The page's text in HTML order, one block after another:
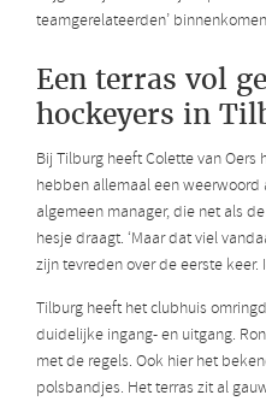
teamgerelateerden’
Een terras vol
hockeyers in
Bij Tilburg heeft Colette van Oers
hebben allemaal een weerwoord
algemeen manager, die net als
hesje draagt. ‘Maar dat viel
zijn tevreden over de eerste keer.
Tilburg heeft het clubhuis
duidelijke ingang- en uitgang.
met de regels. Ook hier het
polsbandjes. Het terras zit al